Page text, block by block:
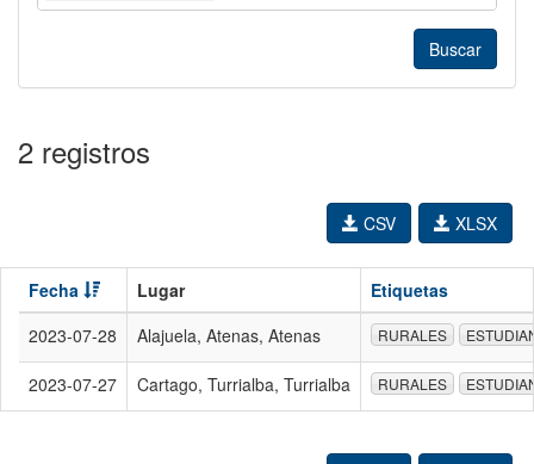
2 registros
XLSX
CSV
Fecha Lugar
Etiquetas
2023-07-28
Alajuela, Atenas, Atenas RURALES
2023-07-27 Cartago, Turrialba, Turrialba RURALES